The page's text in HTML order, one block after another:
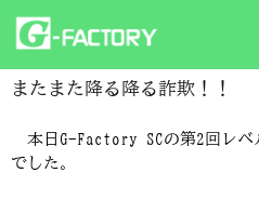
またまた降る降る詐欺！！
本日G-Factory SCの第2回レベ
でした。